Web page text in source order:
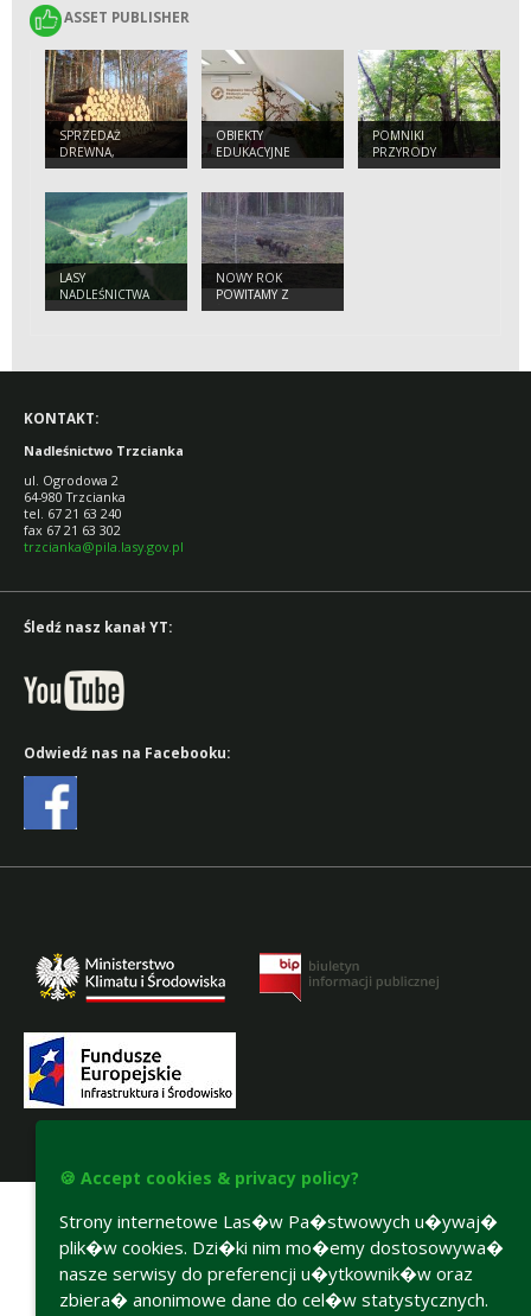
ASSET PUBLISHER
ASSET PUBLISHER
SPRZEDAŻ
DREWNA,
CHOINEK I
OBIEKTY
EDUKACYJNE
POMNIKI
PRZYRODY
LASY
NADLEŚNICTWA
NOWY ROK
POWITAMY Z
ŻUBRAMI
KONTAKT:
Nadleśnictwo Trzcianka
ul. Ogrodowa 2
64-980 Trzcianka
tel. 67 21 63 240
fax 67 21 63 302
trzcianka@pila.lasy.gov.pl
Śledź nasz kanał YT:
Odwiedź nas na Facebooku:
🍪 Accept cookies & privacy policy?
Strony internetowe Las�w Pa�stwowych u�ywaj�
plik�w cookies. Dzi�ki nim mo�emy dostosowywa�
nasze serwisy do preferencji u�ytkownik�w oraz
zbiera� anonimowe dane do cel�w statystycznych.